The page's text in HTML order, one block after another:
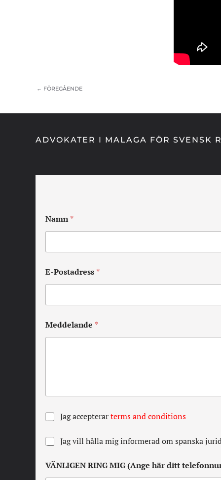
← FÖREGÅENDE
ADVOKATER I MALAGA FÖR SVENSK
Namn*
E-Postadress *
Meddelande *
A
l
a
i
Jag accepterarterms and conditions
N
e
s
l
Jag vill hålla mig informerad om spanska
VÄNLIGEN RING MIG (Ange här ditt